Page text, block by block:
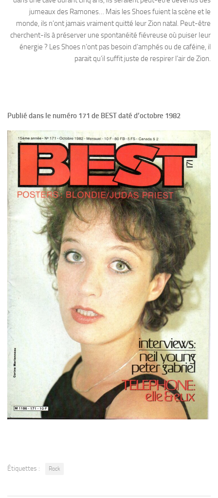
jumeaux des Ramones… Mais les Shoes fuient la scène et le
monde, ils n’ont jamais vraiment quitté leur Zion natal. Peut-être
cherchent-ils à préserver une spontanéité fiévreuse où puiser Ieur
énergie ? Les Shoes n’ont pas besoin d’amphés ou de caféine, il
parait qu’il suffit juste de respirer l’air de Zion.
Publié dans le numéro 171 de BEST daté d’octobre 1982
Étiquettes : Rock